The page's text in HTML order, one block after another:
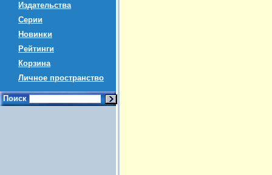
Издательства
Серии
Новинки
Рейтинги
Корзина
Личное пространство
Поиск